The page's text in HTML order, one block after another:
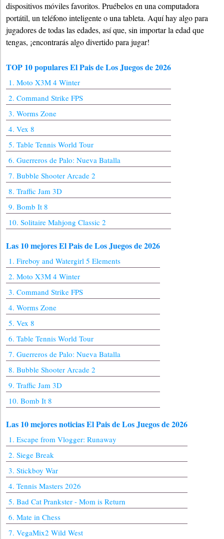
dispositivos móviles favoritos. Pruébelos en una computadora
portátil, un teléfono inteligente o una tableta. Aquí hay algo para
jugadores de todas las edades, así que, sin importar la edad que
tengas, ¡encontrarás algo divertido para jugar!
TOP 10 populares El Pais de Los Juegos de 2026
1. Moto X3M 4 Winter
2. Command Strike FPS
3. Worms Zone
4. Vex 8
5. Table Tennis World Tour
6. Guerreros de Palo: Nueva Batalla
7. Bubble Shooter Arcade 2
8. Traffic Jam 3D
9. Bomb It 8
10. Solitaire Mahjong Classic 2
Las 10 mejores El Pais de Los Juegos de 2026
1. Fireboy and Watergirl 5 Elements
2. Moto X3M 4 Winter
3. Command Strike FPS
4. Worms Zone
5. Vex 8
6. Table Tennis World Tour
7. Guerreros de Palo: Nueva Batalla
8. Bubble Shooter Arcade 2
9. Traffic Jam 3D
10. Bomb It 8
Las 10 mejores noticias El Pais de Los Juegos de 2026
1. Escape from Vlogger: Runaway
2. Siege Break
3. Stickboy War
4. Tennis Masters 2026
5. Bad Cat Prankster - Mom is Return
6. Mate in Chess
7. VegaMix2 Wild West